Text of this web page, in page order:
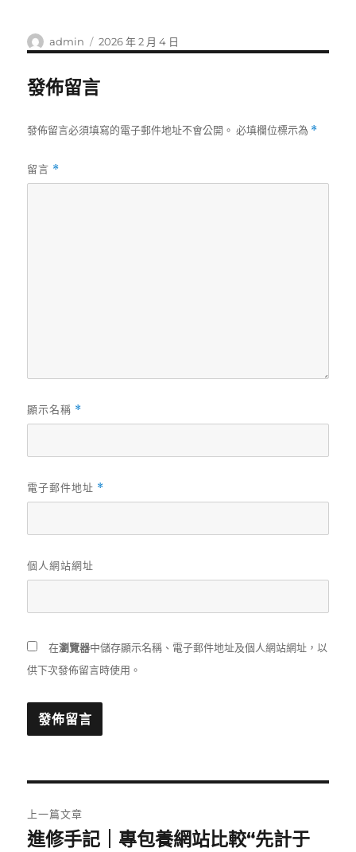
作
者
admin
發
佈
2026 年 2 月 4 日
發佈留言
發佈留言必須填寫的電子郵件地址不會公開。 必填欄位標示為 *
留言 *
顯示名稱 *
電子郵件地址 *
個人網站網址
在瀏覽器中儲存顯示名稱、電子郵件地址及個人網站網址，以
供下次發佈留言時使用。
章
上一篇文章
上
進修手記｜專包養網站比較“先計于